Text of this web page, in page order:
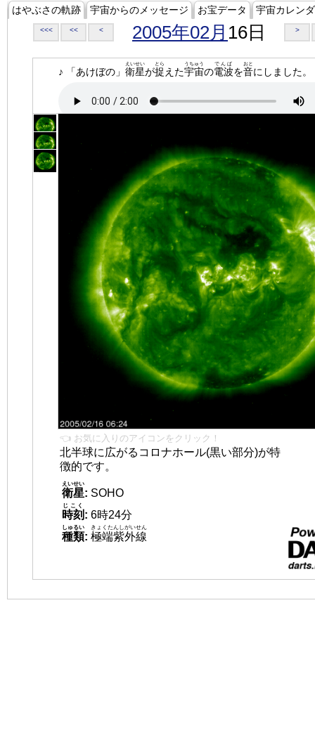
はやぶさの軌跡 宇宙からのメッセージ お宝データ 宇宙カレン
<<< << < 2005年02月 16日 >
♪ 「あけぼの」 衛星
えいせい
が捉
とら
えた宇宙
うちゅう
の電波
でんぱ
を音
おと
にしました。
👈 お気に入りのアイコンをクリック！
北半球に広がるコロナホール(黒い部分)が特
徴的です。
衛星
えいせい
: SOHO
時刻
じこく
: 6時24分
種類
しゅるい
: 極端紫外線
きょくたんしがいせん